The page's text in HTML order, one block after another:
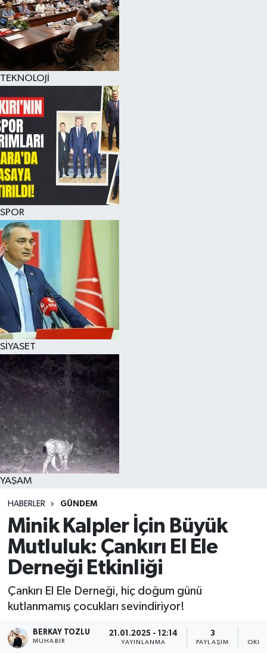
TEKNOLOJİ
SPOR
SİYASET
YAŞAM
HABERLER GÜNDEM
Minik Kalpler İçin Büyük
Mutluluk: Çankırı El Ele
Derneği Etkinliği
Çankırı El Ele Derneği, hiç doğum günü
kutlanmamış çocukları sevindiriyor!
BERKAY TOZLU
MUHABIR
21.01.2025 - 12:14
YAYINLANMA
3
PAYLAŞIM